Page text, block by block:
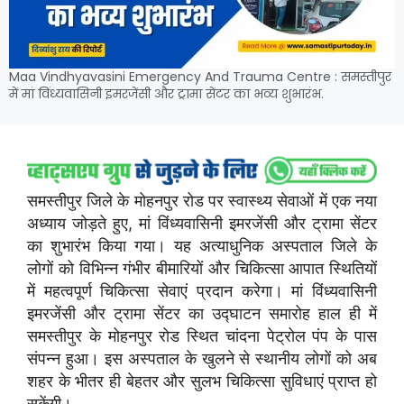
Maa Vindhyavasini Emergency And Trauma Centre : समस्तीपुर
में मां विंध्यवासिनी इमरजेंसी और ट्रामा सेंटर का भव्य शुभारंभ.
समस्तीपुर जिले के मोहनपुर रोड पर स्वास्थ्य सेवाओं में एक नया
अध्याय जोड़ते हुए, मां विंध्यवासिनी इमरजेंसी और ट्रामा सेंटर
का शुभारंभ किया गया। यह अत्याधुनिक अस्पताल जिले के
लोगों को विभिन्न गंभीर बीमारियों और चिकित्सा आपात स्थितियों
में महत्वपूर्ण चिकित्सा सेवाएं प्रदान करेगा। मां विंध्यवासिनी
इमरजेंसी और ट्रामा सेंटर का उद्घाटन समारोह हाल ही में
समस्तीपुर के मोहनपुर रोड स्थित चांदना पेट्रोल पंप के पास
संपन्न हुआ। इस अस्पताल के खुलने से स्थानीय लोगों को अब
शहर के भीतर ही बेहतर और सुलभ चिकित्सा सुविधाएं प्राप्त हो